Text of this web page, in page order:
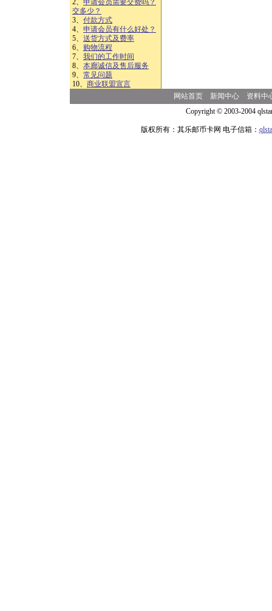
2、 申请会员需要交费吗？
交多少？
3、 付款方式
4、 申请会员有什么好处？
5、 送货方式及费率
6、 购物流程
7、 我们的工作时间
8、 本廊诚信及售后服务
9、 常见问题
10、 商业联盟宣言
网站首页 新闻中心
资料中
Copyright © 2003-2004
版权所有：其乐邮币卡网 电子信箱：